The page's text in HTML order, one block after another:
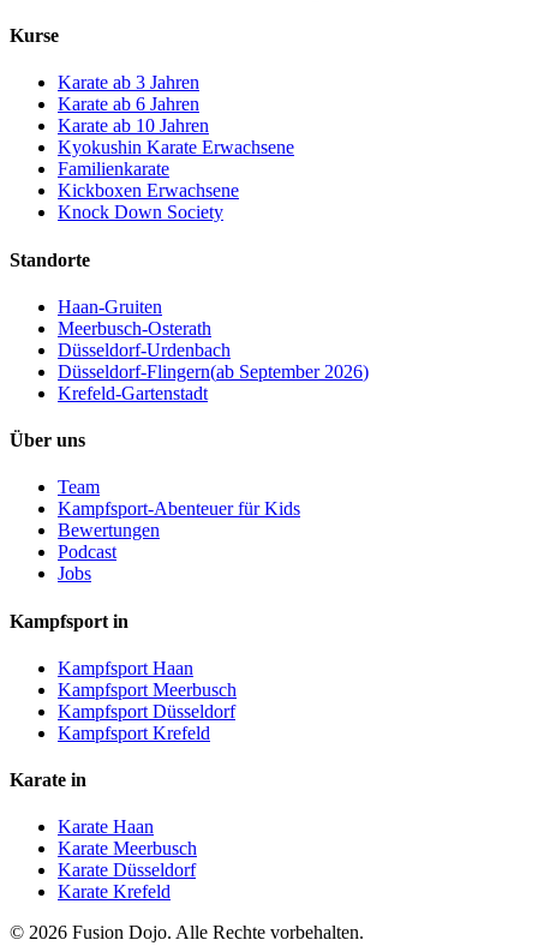
Kurse
Karate ab 3 Jahren
Karate ab 6 Jahren
Karate ab 10 Jahren
Kyokushin Karate Erwachsene
Familienkarate
Kickboxen Erwachsene
Knock Down Society
Standorte
Haan-Gruiten
Meerbusch-Osterath
Düsseldorf-Urdenbach
Düsseldorf-Flingern(ab September 2026)
Krefeld-Gartenstadt
Über uns
Team
Kampfsport-Abenteuer für Kids
Bewertungen
Podcast
Jobs
Kampfsport in
Kampfsport Haan
Kampfsport Meerbusch
Kampfsport Düsseldorf
Kampfsport Krefeld
Karate in
Karate Haan
Karate Meerbusch
Karate Düsseldorf
Karate Krefeld
© 2026 Fusion Dojo. Alle Rechte vorbehalten.